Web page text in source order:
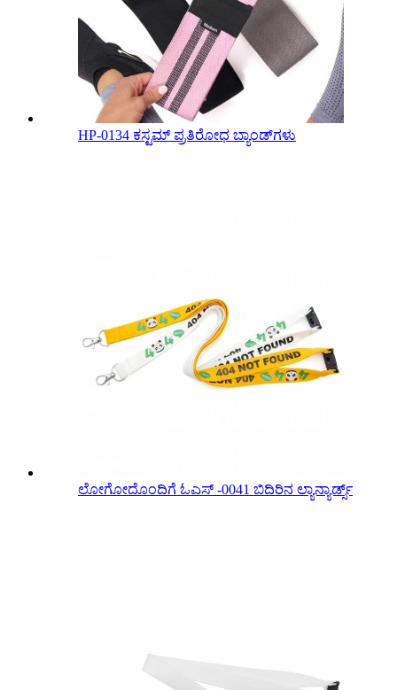
HP-0134 ಕಸ್ಟಮ್ ಪ್ರತಿರೋಧ ಬ್ಯಾಂಡ್‌ಗಳು
ಲೋಗೋದೊಂದಿಗೆ ಓಎಸ್ -0041 ಬಿದಿರಿನ ಲ್ಯಾನ್ಯಾರ್ಡ್ಸ್